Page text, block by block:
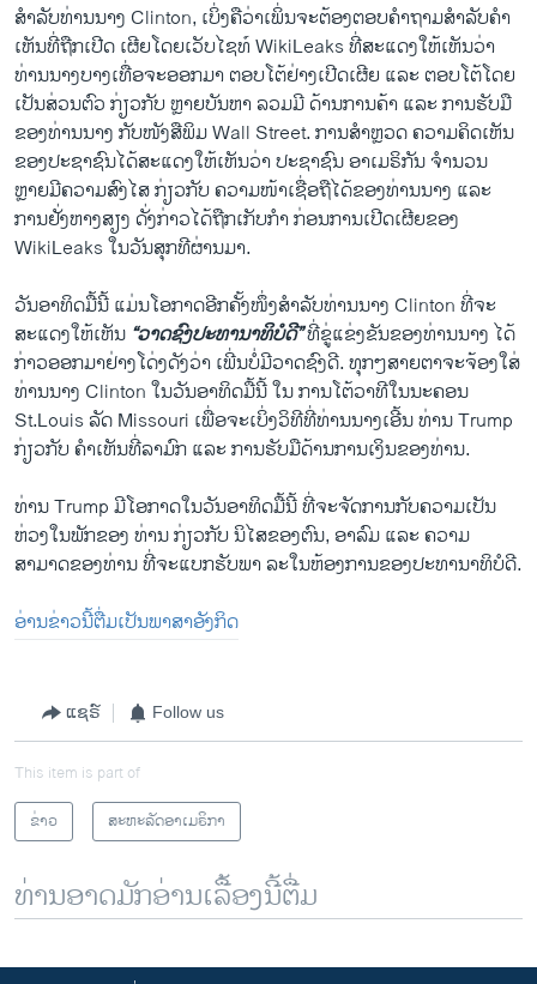
ສຳລັບທ່ານນາງ Clinton, ເບິ່ງຄືວ່າເພິ່ນຈະຕ້ອງຕອບຄຳຖາມສຳລັບຄຳ
ເຫັນທີ່ຖືກເປີດ ເຜີຍໂດຍເວັບໄຊທ໌ WikiLeaks ທີ່ສະແດງໃຫ້ເຫັນວ່າ
ທ່ານນາງບາງເທື່ອຈະອອກມາ ຕອບໂຕ້ຢ່າງເປີດເຜີຍ ແລະ ຕອບໂຕ້ໂດຍ
ເປັນສ່ວນຕົວ ກ່ຽວກັບ ຫຼາຍບັນຫາ ລວມມີ ດ້ານການຄ້າ ແລະ ການຮັບມື
ຂອງທ່ານນາງ ກັບໜັງສືພິມ Wall Street. ການສຳຫຼວດ ຄວາມຄິດເຫັນ
ຂອງປະຊາຊົນໄດ້ສະແດງໃຫ້ເຫັນວ່າ ປະຊາຊົນ ອາເມຣິກັນ ຈຳນວນ
ຫຼາຍມີຄວາມສົງໄສ ກ່ຽວກັບ ຄວາມໜ້າເຊື່ອຖືໄດ້ຂອງທ່ານນາງ ແລະ
ການຢັ່ງຫາງສຽງ ດັ່ງກ່າວໄດ້ຖືກເກັບກຳ ກ່ອນການເປີດເຜີຍຂອງ
WikiLeaks ໃນວັນສຸກທີຜ່ານມາ.
ວັນອາທິດມື້ນີ້ ແມ່ນໂອກາດອີກຄັ້ງໜຶ່ງສຳລັບທ່ານນາງ Clinton ທີ່ຈະ
ສະແດງໃຫ້ເຫັນ “ວາດຊົງປະທານາທິບໍດີ”ທີ່ຂູ່ແຂ່ງຂັນຂອງທ່ານນາງ ໄດ້
ກ່າວອອກມາຢ່າງໂດ່ງດັງວ່າ ເພີ່ນບໍ່ມີວາດຊົງດີ. ທຸກໆສາຍຕາຈະຈ້ອງໃສ່
ທ່ານນາງ Clinton ໃນວັນອາທິດມື້ນີ້ ໃນ ການໂຕ້ວາທີໃນນະຄອນ
St.Louis ລັດ Missouri ເພື່ອຈະເບິ່ງວິທີທີ່ທ່ານນາງເອີ້ນ ທ່ານ Trump
ກ່ຽວກັບ ຄຳເຫັນທີ່ລາມົກ ແລະ ການຮັບມືດ້ານການເງິນຂອງທ່ານ.
ທ່ານ Trump ມີໂອກາດໃນວັນອາທິດມື້ນີ້ ທີ່ຈະຈັດການກັບຄວາມເປັນ
ຫ່ວງໃນພັກຂອງ ທ່ານ ກ່ຽວກັບ ນິໄສຂອງຕົນ, ອາລົມ ແລະ ຄວາມ
ສາມາດຂອງທ່ານ ທີ່ຈະແບກຮັບພາ ລະໃນຫ້ອງການຂອງປະທານາທິບໍດີ.
ອ່ານຂ່າວນີ້ຕື່ມເປັນພາສາອັງກິດ
ແຊຣ໌ Follow us
This item is part of
ຂ່າວ
ສະຫະລັດອາເມຣິກາ
ທ່ານອາດມັກອ່ານເລື້ອງນີ້ຕື່ມ